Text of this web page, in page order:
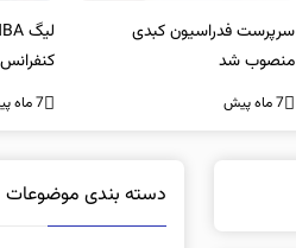
سرپرست فدراسیون کبدی
منصوب شد
7 ماه پیش
غیاب
7 ماه پیش
دسته بندی موضوعات